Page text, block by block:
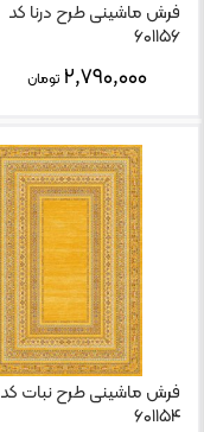
فرش ماشینی طرح درنا کد
۶۰۱۱۵۶
۲,۷۹۰,۰۰۰ تومان
فرش ماشینی طرح نبات کد
۶۰۱۱۵۴